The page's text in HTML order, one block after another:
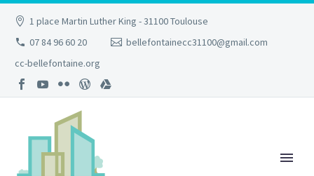
1 place Martin Luther King - 31100 Toulouse
07 84 96 60 20
bellefontainecc31100@gmail.com
cc-bellefontaine.org